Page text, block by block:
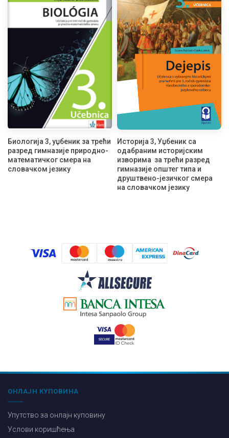
Биологија 3, уџбеник за трећи
разред гимназије природно-
математичког смера на
словачком језику
Историја 3, Уџбеник са
одабраним историјским
изворима за трећи разред
гимназије општег типа и
друштвено-језичког смера
на словачком језику
ОНЛАЈН КУПОВИНА
Упутство за онлајн куповину
Услови коришћења